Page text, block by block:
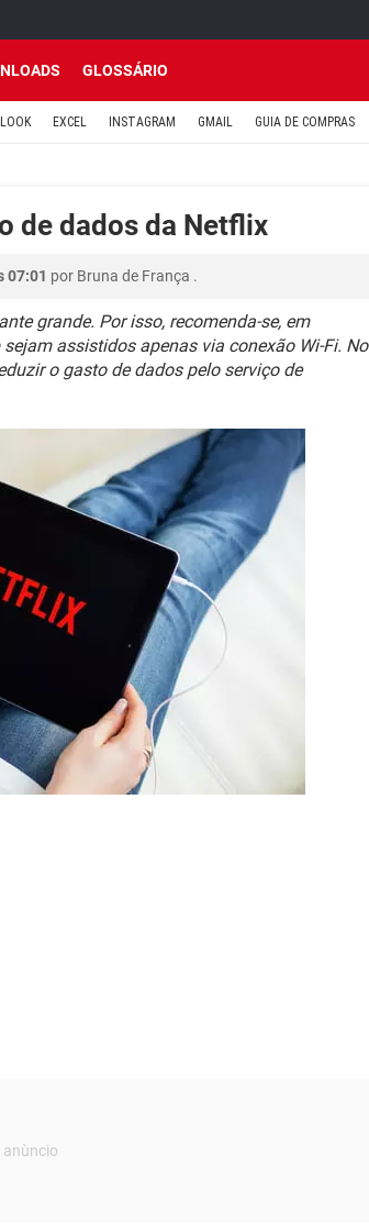
GLOSSÁRIO
EXCEL INSTAGRAM GMAIL GUIA DE COMPRAS
de dados da Netflix
07:01 por Bruna de França .
grande. Por isso, recomenda-se, em
assistidos apenas via conexão Wi-Fi. No
o gasto de dados pelo serviço de